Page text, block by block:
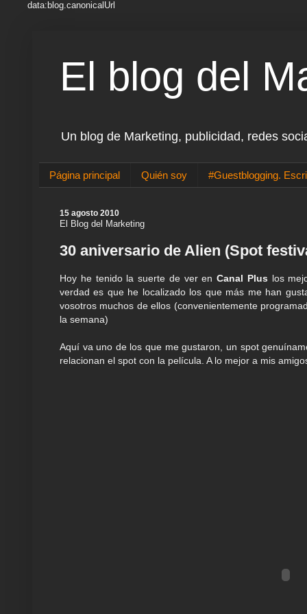
data:blog.canonicalUrl
El blog del
Un blog de Marketing, publicidad, redes
Página principal Quién soy #Guestblogging.
15 agosto 2010
El Blog del Marketing
30 aniversario de Alien (Spot
Hoy he tenido la suerte de ver enCanal Plus los
verdad es que he localizado los que más me han
vosotros muchos de ellos (convenientemente
la semana)
Aquí va uno de los que me gustaron, un spot
relacionan el spot con la película. A lo mejor a mis